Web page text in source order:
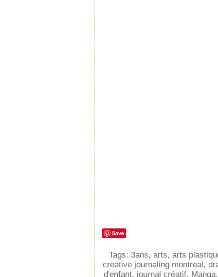
Save
Tags: 3ans, arts, arts
creative journaling montreal,
d'enfant, journal créatif, Manga